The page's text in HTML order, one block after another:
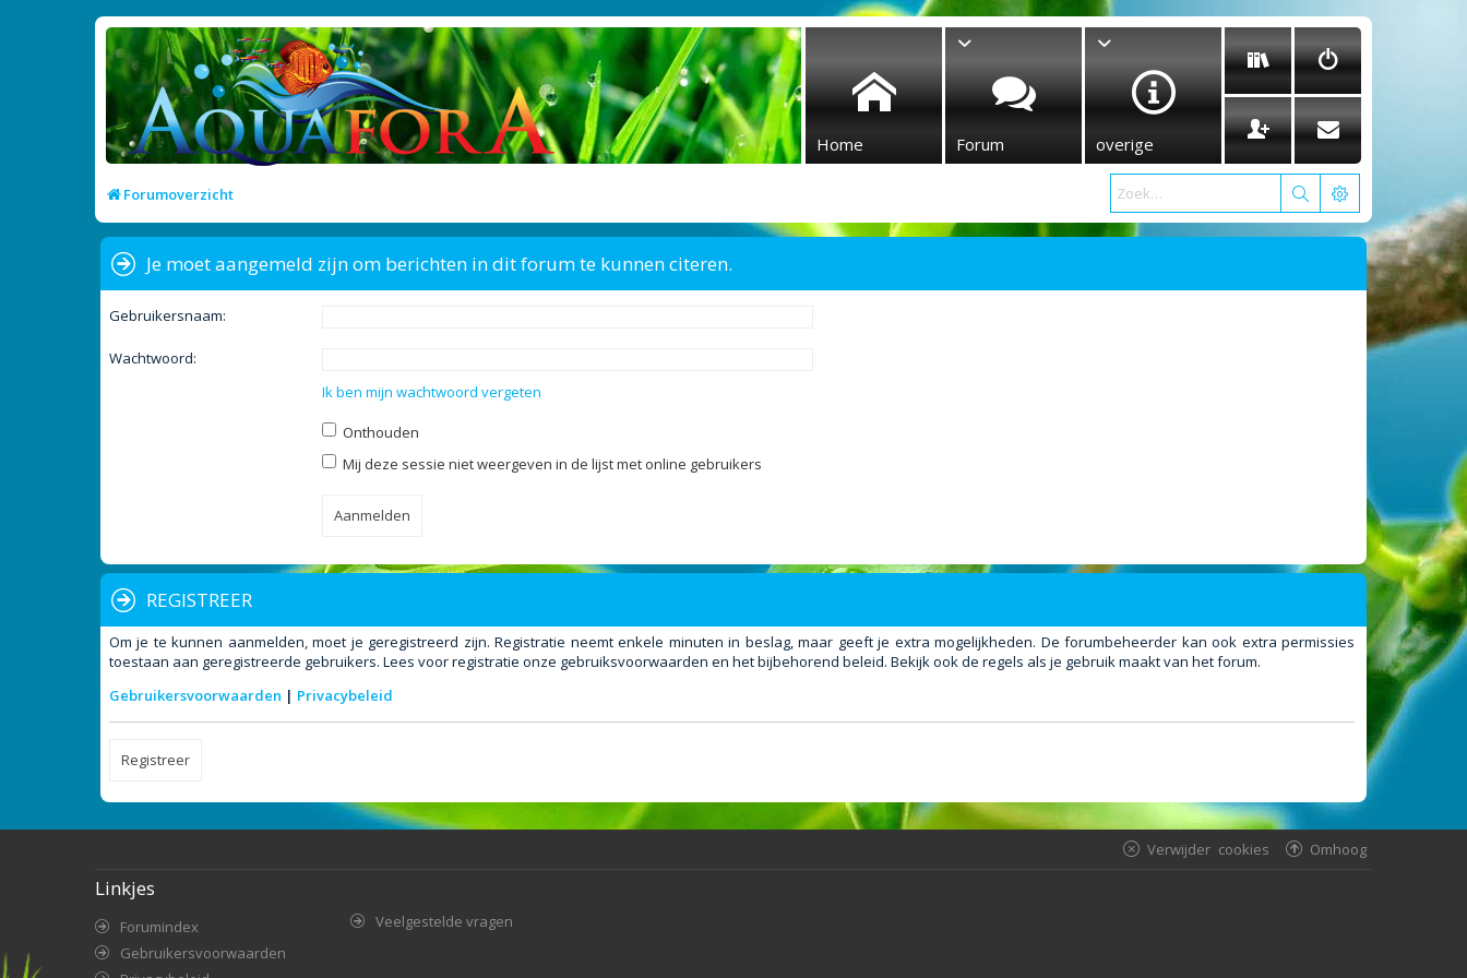
Home Forum overige
Forumoverzicht
Je moet aangemeld zijn om berichten in dit forum te kunnen citeren.
Gebruikersnaam:
Wachtwoord:
Ik ben mijn wachtwoord vergeten
Onthouden
Mij deze sessie niet weergeven in de lijst met online gebruikers
REGISTREER
Om je te kunnen aanmelden, moet je geregistreerd zijn. Registratie neemt enkele minuten in beslag, maar geeft je extra mogelijkheden. De forumbeheerder kan ook extra permissies
toestaan aan geregistreerde gebruikers. Lees voor registratie onze gebruiksvoorwaarden en het bijbehorend beleid. Bekijk ook de regels als je gebruik maakt van het forum.
Gebruikersvoorwaarden | Privacybeleid
Registreer
Omhoog
Verwijder cookies
Linkjes
Forumindex
Gebruikersvoorwaarden
Veelgestelde vragen